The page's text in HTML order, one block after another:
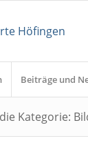
Beiträge und
Kategorie: